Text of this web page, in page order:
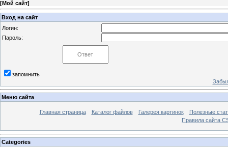
[Мой сайт]
Вход на сайт
Логин:
Пароль:
запомнить
Меню сайта
Главная страница Каталог файлов Галерея картинок
Полезные
Правила сайта
Categories